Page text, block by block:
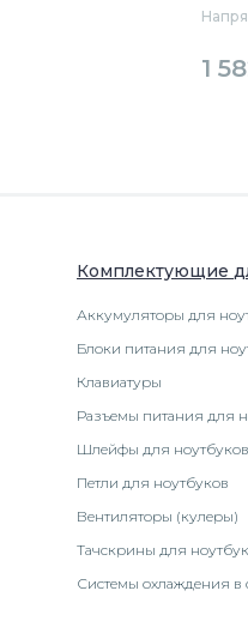
1
Комплектующие
Аккумуляторы для
Блоки питания для
Клавиатуры
Разъемы питания для
Шлейфы для ноутбуков
Петли для ноутбуков
Вентиляторы (кулеры)
Тачскрины для
Системы охлаждения в